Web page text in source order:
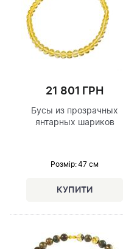
21 801 ГРН
Бусы из прозрачных
янтарных шариков
Розмір: 47 см